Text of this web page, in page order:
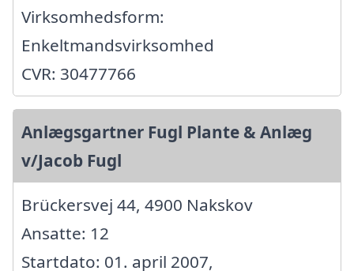
Virksomhedsform:
Enkeltmandsvirksomhed
CVR: 30477766
Anlægsgartner Fugl Plante & Anlæg
v/Jacob Fugl
Brückersvej 44, 4900 Nakskov
Ansatte: 12
Startdato: 01. april 2007,